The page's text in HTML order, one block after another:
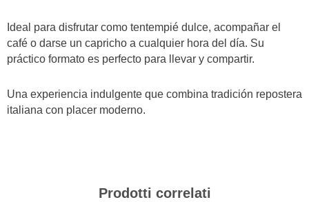
Ideal para disfrutar como tentempié dulce, acompañar el
café o darse un capricho a cualquier hora del día. Su
práctico formato es perfecto para llevar y compartir.
Una experiencia indulgente que combina tradición repostera
italiana con placer moderno.
Prodotti correlati